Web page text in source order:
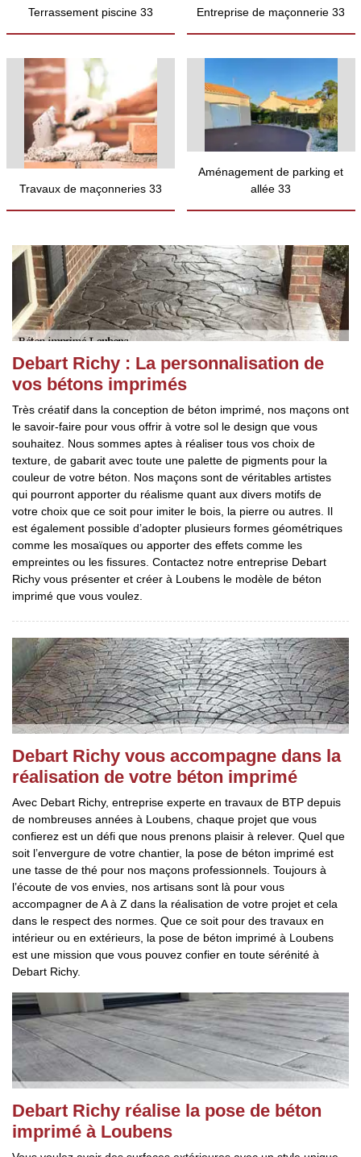
Terrassement piscine 33 Entreprise de maçonnerie 33
Travaux de maçonneries 33
Aménagement de parking et
allée 33
Debart Richy : La personnalisation de
vos bétons imprimés
Très créatif dans la conception de béton imprimé, nos maçons ont
le savoir-faire pour vous offrir à votre sol le design que vous
souhaitez. Nous sommes aptes à réaliser tous vos choix de
texture, de gabarit avec toute une palette de pigments pour la
couleur de votre béton. Nos maçons sont de véritables artistes
qui pourront apporter du réalisme quant aux divers motifs de
votre choix que ce soit pour imiter le bois, la pierre ou autres. Il
est également possible d’adopter plusieurs formes géométriques
comme les mosaïques ou apporter des effets comme les
empreintes ou les fissures. Contactez notre entreprise Debart
Richy vous présenter et créer à Loubens le modèle de béton
imprimé que vous voulez.
Debart Richy vous accompagne dans la
réalisation de votre béton imprimé
Avec Debart Richy, entreprise experte en travaux de BTP depuis
de nombreuses années à Loubens, chaque projet que vous
confierez est un défi que nous prenons plaisir à relever. Quel que
soit l’envergure de votre chantier, la pose de béton imprimé est
une tasse de thé pour nos maçons professionnels. Toujours à
l’écoute de vos envies, nos artisans sont là pour vous
accompagner de A à Z dans la réalisation de votre projet et cela
dans le respect des normes. Que ce soit pour des travaux en
intérieur ou en extérieurs, la pose de béton imprimé à Loubens
est une mission que vous pouvez confier en toute sérénité à
Debart Richy.
Debart Richy réalise la pose de béton
imprimé à Loubens